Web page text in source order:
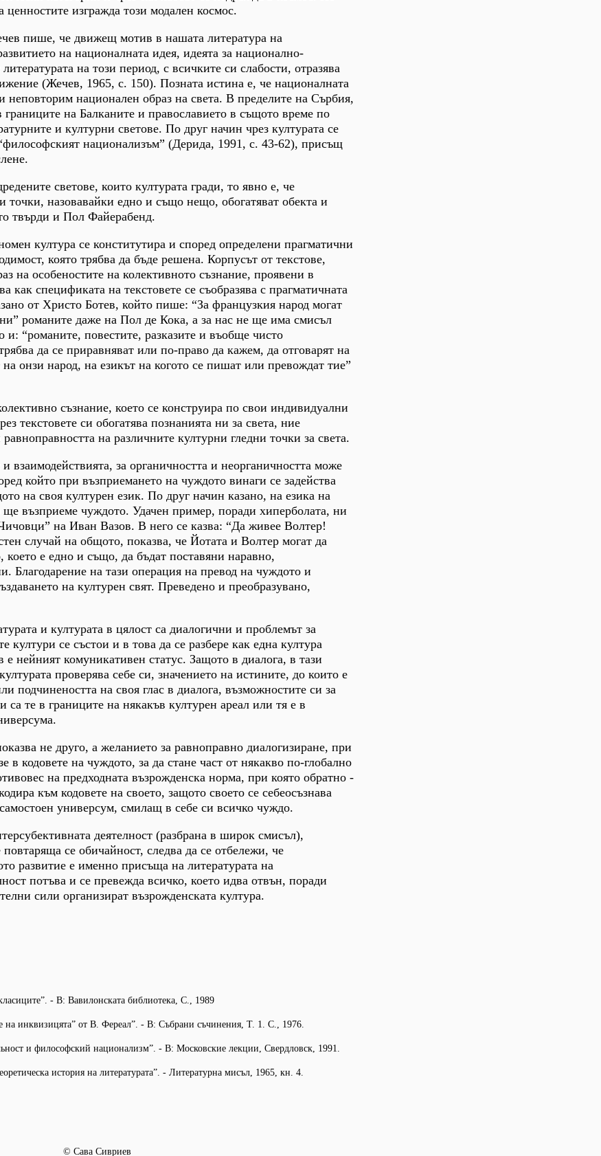
ценностите изгражда този модален космос.
пише, че движещ мотив в нашата литература на
на националната идея, идеята за национално-
на този период, с всичките си слабости, отразява
(Жечев, 1965, с. 150). Позната истина е, че националната
неповторим национален образ на света. В пределите на Сърбия,
на Балканите и православието в същото време по
и културни светове. По друг начин чрез културата се
национализъм” (Дерида, 1991, с. 43-62), присъщ
светове, които културата гради, то явно е, че
точки, назовавайки едно и също нещо, обогатяват обекта и
твърди и Пол Файерабенд.
култура се конститутира и според определени прагматични
която трябва да бъде решена. Корпусът от текстове,
на особеностите на колективното съзнание, проявени в
как спецификата на текстовете се съобразява с прагматичната
от Христо Ботев, който пише: “За французкия народ могат
романите даже на Пол де Кока, а за нас не ще има смисъл
и: “романите, повестите, разказите и въобще чисто
да се приравняват или по-право да кажем, да отговарят на
онзи народ, на езикът на когото се пишат или превождат тие”
съзнание, което се конструира по свои индивидуални
текстовете си обогатява познанията ни за света, ние
на различните културни гледни точки за света.
взаимодействията, за органичността и неорганичността може
който при възприемането на чуждото винаги се задейства
на своя културен език. По друг начин казано, на езика на
ще възприеме чуждото. Удачен пример, поради хиперболата, ни
на Иван Вазов. В него се казва: “Да живее Волтер!
случай на общото, показва, че Йотата и Волтер могат да
е едно и също, да бъдат поставяни наравно,
Благодарение на тази операция на превод на чуждото и
на културен свят. Преведено и преобразувано,
и културата в цялост са диалогични и проблемът за
култури се състои и в това да се разбере как една култура
е нейният комуникативен статус. Защото в диалога, в тази
проверява себе си, значението на истините, до които е
подчинеността на своя глас в диалога, възможностите си за
те в границите на някакъв културен ареал или тя е в
не друго, а желанието за равноправно диалогизиране, при
в кодовете на чуждото, за да стане част от някакво по-глобално
на предходната възрожденска норма, при която обратно -
към кодовете на своето, защото своето се себеосъзнава
универсум, смилащ в себе си всичко чуждо.
деятелност (разбрана в широк смисъл),
повтаряща се обичайност, следва да се отбележи, че
развитие е именно присъща на литературата на
потъва и се превежда всичко, което идва отвън, поради
сили организират възрожденската култура.
- В: Вавилонската библиотека, С., 1989
на инквизицята” от В. Фереал”. - В: Събрани съчинения, Т. 1. С., 1976.
и философский национализм”. - В: Московские лекции, Свердловск, 1991.
история на литературата”. - Литературна мисъл, 1965, кн. 4.
© Сава Сивриев